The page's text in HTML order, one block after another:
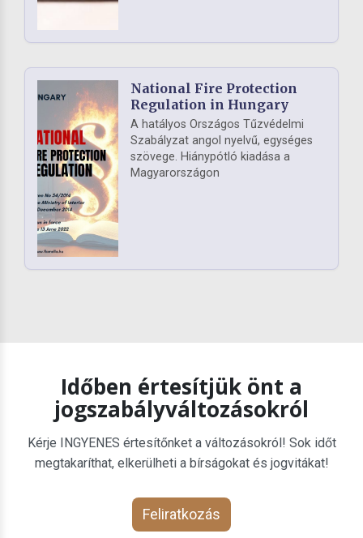
National Fire Protection
Regulation in Hungary
A hatályos Országos Tűzvédelmi
Szabályzat angol nyelvű, egységes
szövege. Hiánypótló kiadása a
Magyarországon
Időben értesítjük önt a
jogszabályváltozásokról
Kérje INGYENES értesítőnket a változásokról! Sok időt
megtakaríthat, elkerülheti a bírságokat és jogvitákat!
Feliratkozás